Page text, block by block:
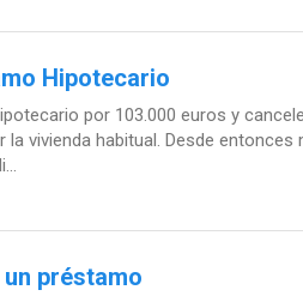
Hipotecario
por 103.000 euros y
vivienda habitual. Desde entonces
préstamo